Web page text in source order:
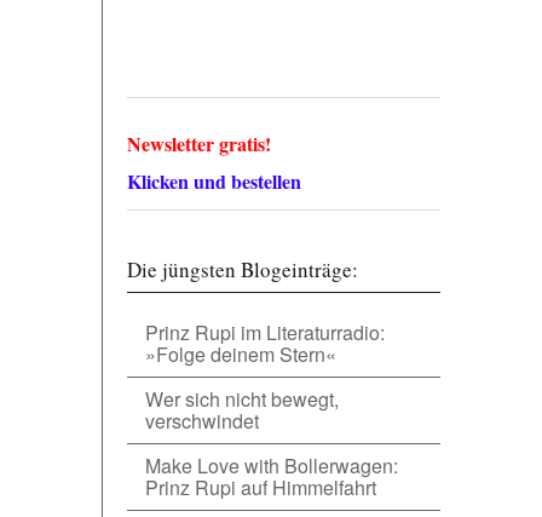
Newsletter gratis!
Klicken und bestellen
Die jüngsten Blogeinträge:
Prinz Rupi im Literaturradio:
»Folge deinem Stern«
Wer sich nicht bewegt,
verschwindet
Make Love with Bollerwagen:
Prinz Rupi auf Himmelfahrt